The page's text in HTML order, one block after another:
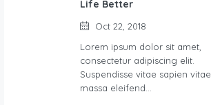
Life Better
Oct 22, 2018
Lorem ipsum dolor sit amet,
consectetur adipiscing elit.
Suspendisse vitae sapien vitae
massa eleifend…